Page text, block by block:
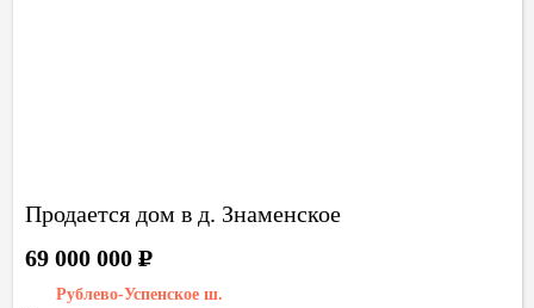
Продается дом в д. Знаменское
Рублево-Успенское ш.
69 000 000Р